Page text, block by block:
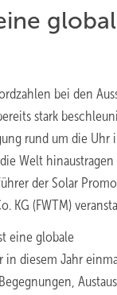
bei den
stark
rund um die Uhr
Welt hinaustragen
der Solar
KG (FWTM)
eine globale
in diesem Jahr